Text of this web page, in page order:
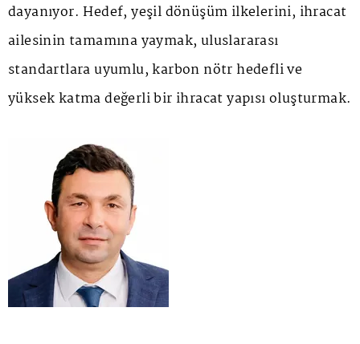
dayanıyor. Hedef, yeşil dönüşüm ilkelerini, ihracat
ailesinin tamamına yaymak, uluslararası
standartlara uyumlu, karbon nötr hedefli ve
yüksek katma değerli bir ihracat yapısı oluşturmak.